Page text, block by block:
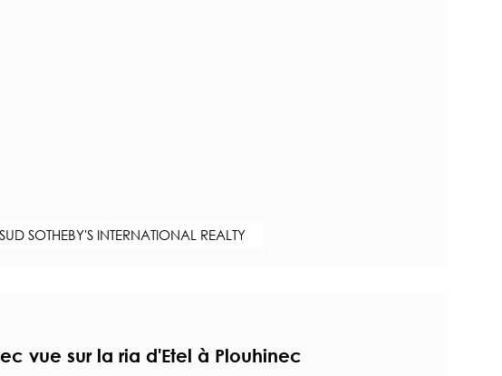
SOTHEBY'S INTERNATIONAL REALTY
vue sur la ria d'Etel à Plouhinec